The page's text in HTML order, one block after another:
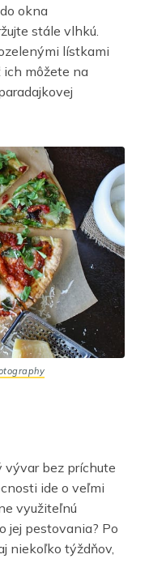
okna
stále vlhkú.
lístkami
ich môžete na
bez príchute
ide o veľmi
využiteľnú
jej pestovania? Po
niekoľko týždňov,